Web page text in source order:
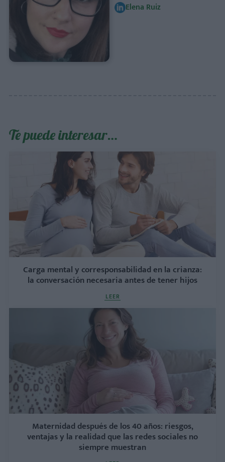
Elena Ruiz
Te puede interesar…
Carga mental y corresponsabilidad en la crianza:
la conversación necesaria antes de tener hijos
LEER
Maternidad después de los 40 años: riesgos,
ventajas y la realidad que las redes sociales no
siempre muestran